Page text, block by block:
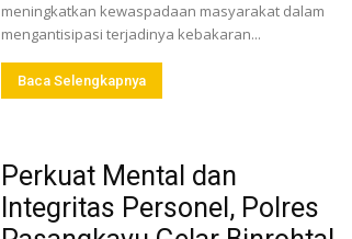
meningkatkan kewaspadaan masyarakat dalam
mengantisipasi terjadinya kebakaran...
Baca Selengkapnya
Perkuat Mental dan
Integritas Personel, Polres